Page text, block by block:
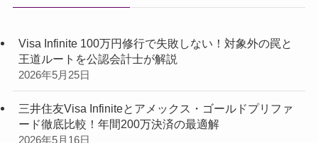
Visa Infinite 100万円修行で失敗しない！対象外の罠と
王道ルートを公認会計士が解説
2026年5月25日
三井住友Visa Infiniteとアメックス・ゴールドプリファ
ード徹底比較！年間200万決済の最適解
2026年5月16日